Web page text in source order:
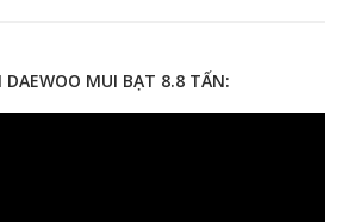
DAEWOO MUI BẠT 8.8 TẤN: